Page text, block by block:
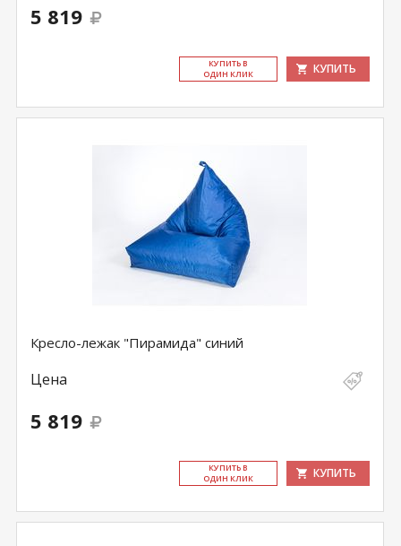
5 819
КУ­ПИТЬ В
ОДИН КЛИК
КУПИТЬ
Кресло-лежак "Пирамида" синий
Цена
5 819
КУ­ПИТЬ В
ОДИН КЛИК
КУПИТЬ